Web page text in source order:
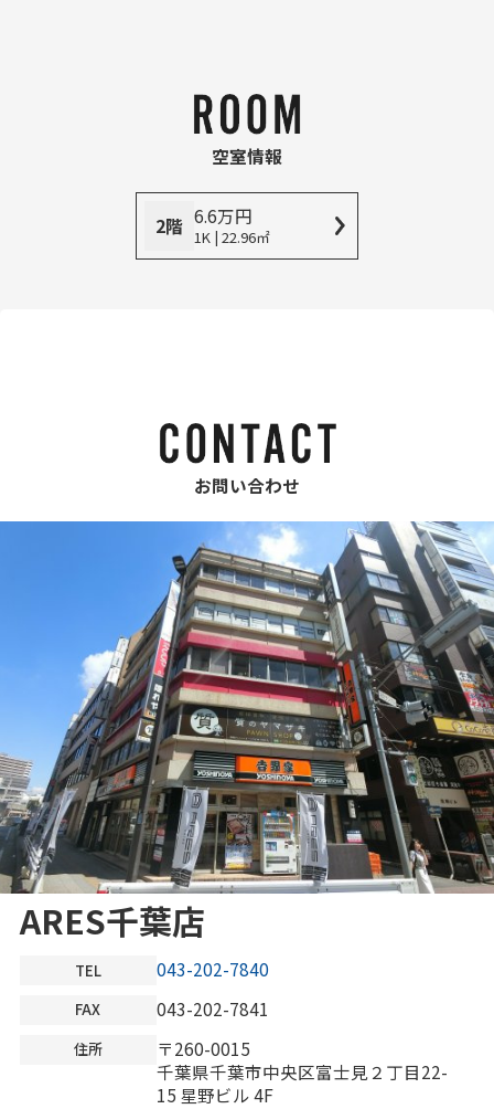
空室情報
2階 6.6万円
1K | 22.96㎡
お問い合わせ
ARES千葉店
TEL 043-202-7840
FAX 043-202-7841
住所
〒260-0015
千葉県千葉市中央区富士見２丁目22-
15 星野ビル 4F